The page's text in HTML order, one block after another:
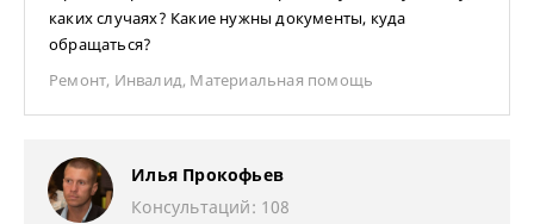
каких случаях? Какие нужны документы, куда
обращаться?
Ремонт, Инвалид, Материальная помощь
Илья Прокофьев
Консультаций: 108